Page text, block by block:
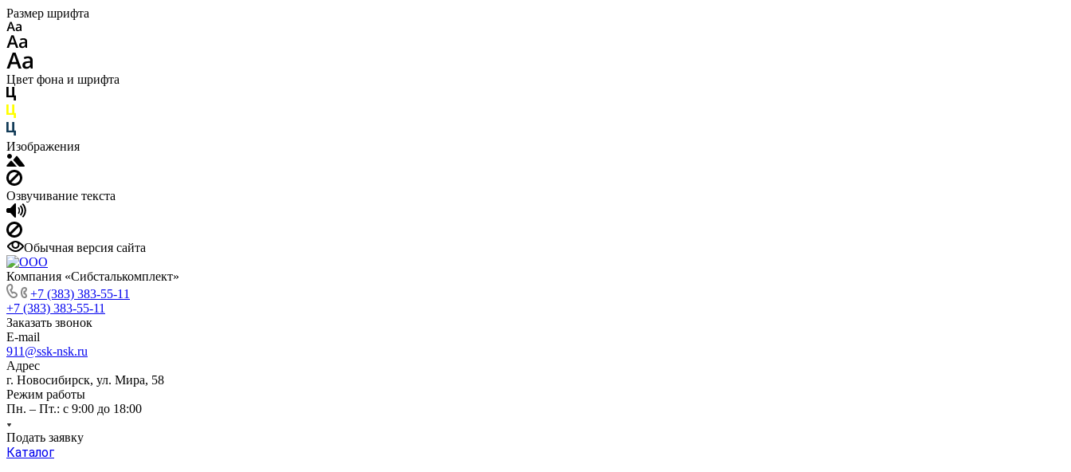
Размер шрифта
Цвет фона и шрифта
Изображения
Озвучивание текста
Обычная версия сайта
Компания «Сибсталькомплект»
+7 (383) 383-55-11
+7 (383) 383-55-11
Заказать звонок
E-mail
911@ssk-nsk.ru
Адрес
г. Новосибирск, ул. Мира, 58
Режим работы
Пн. – Пт.: с 9:00 до 18:00
Подать заявку
Каталог